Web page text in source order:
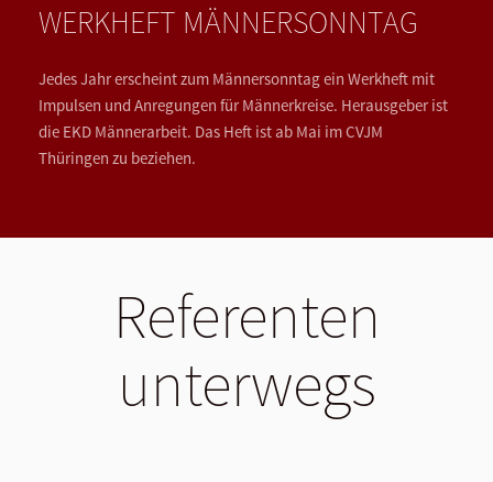
WERKHEFT MÄNNERSONNTAG
Jedes Jahr erscheint zum Männersonntag ein Werkheft mit
Impulsen und Anregungen für Männerkreise. Herausgeber ist
die EKD Männerarbeit. Das Heft ist ab Mai im CVJM
Thüringen zu beziehen.
Referenten
unterwegs